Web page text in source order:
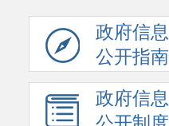
政府信息
公开指南
政府信息